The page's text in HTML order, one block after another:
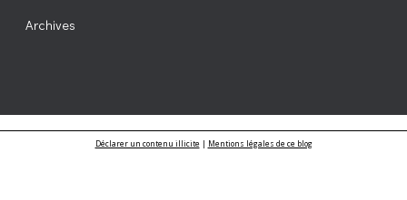
Archives
Déclarer un contenu illicite| Mentions légales de ce blog